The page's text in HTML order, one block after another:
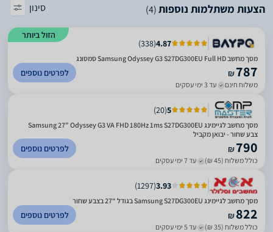
הצעות משתלמות נוספות(4) סינון
הזול ביותר
4.87
(
338
)
מסך מחשב Samsung Odyssey G3 S27DG300EU Full HD סמסונג
₪787
משלוח חינם עד 3 ימי עסקים
לפרטים נוספים
5
(
20
)
מסך מחשב לגיימינג Samsung 27" Odyssey G3 VA FHD 180Hz 1ms S27DG300EU
צבע שחור - יבואן מקביל
₪790
כולל משלוח (45 ₪) עד 7 ימי עסקים
לפרטים נוספים
3.93
(
1297
)
מסך מחשב לגיימינג Samsung S27DG300EU בגודל “27 בצבע שחור
₪822
כולל משלוח (35 ₪) עד 5 ימי עסקים
לפרטים נוספים